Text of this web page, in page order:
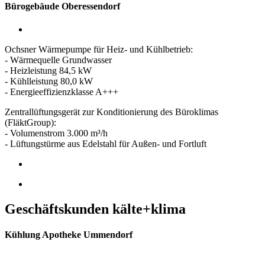
Bürogebäude Oberessendorf
Ochsner Wärmepumpe für Heiz- und Kühlbetrieb:
- Wärmequelle Grundwasser
- Heizleistung 84,5 kW
- Kühlleistung 80,0 kW
- Energieeffizienzklasse A+++
Zentrallüftungsgerät zur Konditionierung des Büroklimas
(FläktGroup):
- Volumenstrom 3.000 m³/h
- Lüftungstürme aus Edelstahl für Außen- und Fortluft
Geschäftskunden kälte+klima
Kühlung Apotheke Ummendorf